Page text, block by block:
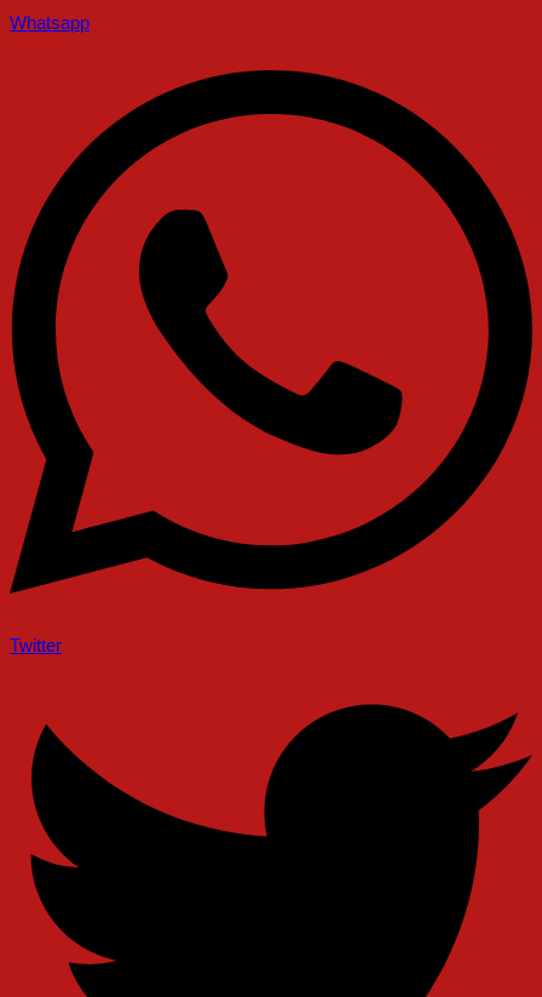
Whatsapp
Twitter